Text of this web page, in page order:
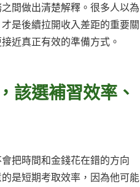
間做出清楚解釋。很多人以為
是後續拉開收入差距的重要關
近真正有效的準備方式。
該選補習效率、
把時間和金錢花在錯的方向
是短期考取效率，因為他可能